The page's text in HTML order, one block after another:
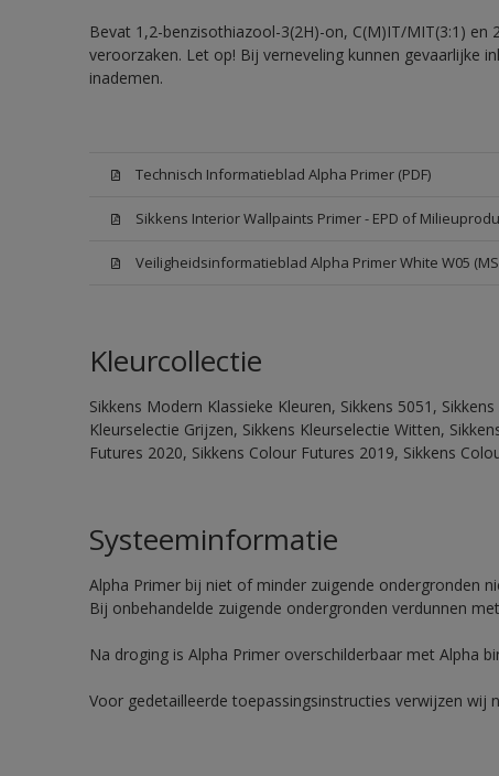
Bevat 1,2-benzisothiazool-3(2H)-on, C(M)IT/MIT(3:1)
veroorzaken. Let op! Bij verneveling kunnen gevaarlijke
inademen.
Technisch Informatieblad Alpha Primer (PDF)
Sikkens Interior Wallpaints Primer - EPD of
Veiligheidsinformatieblad Alpha Primer White W05
Kleurcollectie
Sikkens Modern Klassieke Kleuren, Sikkens 5051,
Kleurselectie Grijzen, Sikkens Kleurselectie Witten,
Futures 2020, Sikkens Colour Futures 2019, Sikkens
Systeeminformatie
Alpha Primer bij niet of minder zuigende ondergronden
Bij onbehandelde zuigende ondergronden verdunnen
Na droging is Alpha Primer overschilderbaar met Alpha
Voor gedetailleerde toepassingsinstructies verwijzen